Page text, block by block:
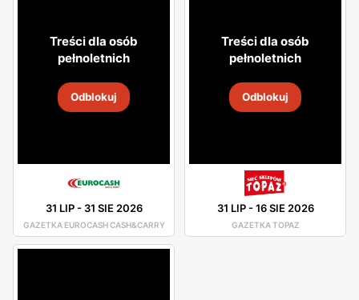
Treści dla osób
pełnoletnich
Odblokuj
31 LIP- 31 SIE 2026
GAZETKA EUROCASH CASH&CARRY
Treści dla osób
pełnoletnich
Odblokuj
31 LIP-16 SIE 2026
GAZETKA TOPAZ